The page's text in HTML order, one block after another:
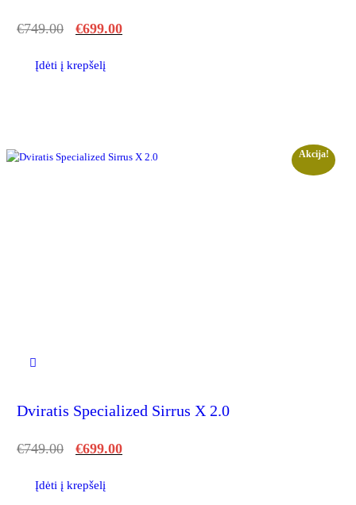
€749.00 €699.00
Įdėti į krepšelį
Akcija!
Dviratis Specialized Sirrus X 2.0
€749.00 €699.00
Įdėti į krepšelį